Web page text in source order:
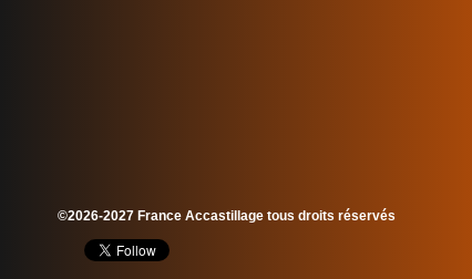
©2026-2027 France Accastillage tous droits réservés